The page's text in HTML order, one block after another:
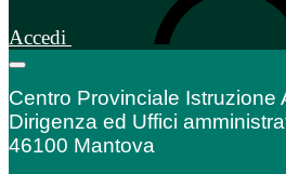
Accedi
Centro Provinciale Istruzione
Dirigenza ed Uffici
46100 Mantova